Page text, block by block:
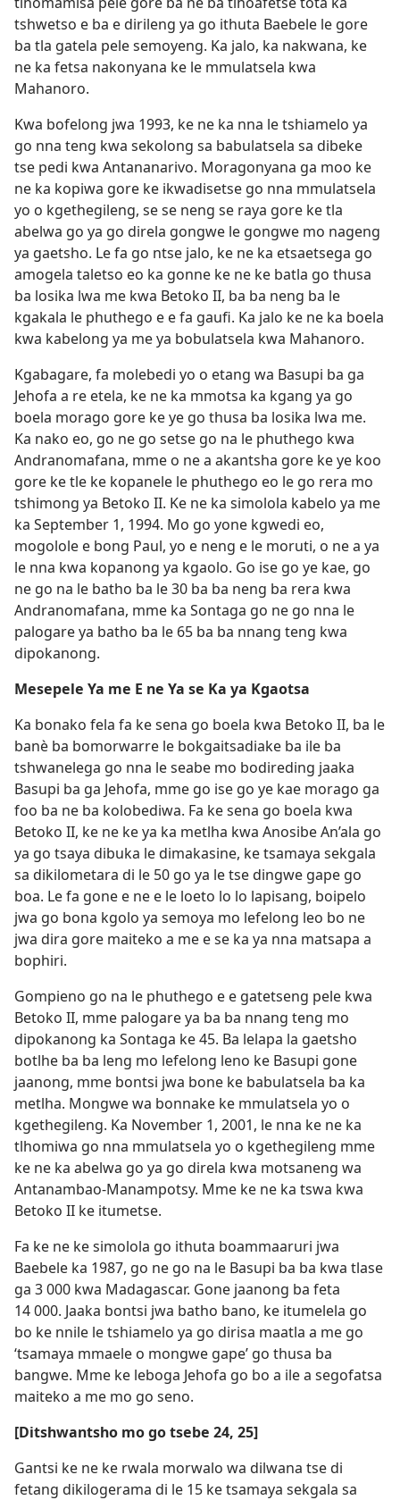
tshwetso e ba e dirileng ya go ithuta Baebele le gore
ba tla gatela pele semoyeng. Ka jalo, ka nakwana, ke
ne ka fetsa nakonyana ke le mmulatsela kwa
Mahanoro.
Kwa bofelong jwa 1993, ke ne ka nna le tshiamelo ya
go nna teng kwa sekolong sa babulatsela sa dibeke
tse pedi kwa Antananarivo. Moragonyana ga moo ke
ne ka kopiwa gore ke ikwadisetse go nna mmulatsela
yo o kgethegileng, se se neng se raya gore ke tla
abelwa go ya go direla gongwe le gongwe mo nageng
ya gaetsho. Le fa go ntse jalo, ke ne ka etsaetsega go
amogela taletso eo ka gonne ke ne ke batla go thusa
ba losika lwa me kwa Betoko II, ba ba neng ba le
kgakala le phuthego e e fa gaufi. Ka jalo ke ne ka boela
kwa kabelong ya me ya bobulatsela kwa Mahanoro.
Kgabagare, fa molebedi yo o etang wa Basupi ba ga
Jehofa a re etela, ke ne ka mmotsa ka kgang ya go
boela morago gore ke ye go thusa ba losika lwa me.
Ka nako eo, go ne go setse go na le phuthego kwa
Andranomafana, mme o ne a akantsha gore ke ye koo
gore ke tle ke kopanele le phuthego eo le go rera mo
tshimong ya Betoko II. Ke ne ka simolola kabelo ya me
ka September 1, 1994. Mo go yone kgwedi eo,
mogolole e bong Paul, yo e neng e le moruti, o ne a ya
le nna kwa kopanong ya kgaolo. Go ise go ye kae, go
ne go na le batho ba le 30 ba ba neng ba rera kwa
Andranomafana, mme ka Sontaga go ne go nna le
palogare ya batho ba le 65 ba ba nnang teng kwa
dipokanong.
Mesepele Ya me E ne Ya se Ka ya Kgaotsa
Ka bonako fela fa ke sena go boela kwa Betoko II, ba le
banè ba bomorwarre le bokgaitsadiake ba ile ba
tshwanelega go nna le seabe mo bodireding jaaka
Basupi ba ga Jehofa, mme go ise go ye kae morago ga
foo ba ne ba kolobediwa. Fa ke sena go boela kwa
Betoko II, ke ne ke ya ka metlha kwa Anosibe An’ala go
ya go tsaya dibuka le dimakasine, ke tsamaya sekgala
sa dikilometara di le 50 go ya le tse dingwe gape go
boa. Le fa gone e ne e le loeto lo lo lapisang, boipelo
jwa go bona kgolo ya semoya mo lefelong leo bo ne
jwa dira gore maiteko a me e se ka ya nna matsapa a
bophiri.
Gompieno go na le phuthego e e gatetseng pele kwa
Betoko II, mme palogare ya ba ba nnang teng mo
dipokanong ka Sontaga ke 45. Ba lelapa la gaetsho
botlhe ba ba leng mo lefelong leno ke Basupi gone
jaanong, mme bontsi jwa bone ke babulatsela ba ka
metlha. Mongwe wa bonnake ke mmulatsela yo o
kgethegileng. Ka November 1, 2001, le nna ke ne ka
tlhomiwa go nna mmulatsela yo o kgethegileng mme
ke ne ka abelwa go ya go direla kwa motsaneng wa
Antanambao-Manampotsy. Mme ke ne ka tswa kwa
Betoko II ke itumetse.
Fa ke ne ke simolola go ithuta boammaaruri jwa
Baebele ka 1987, go ne go na le Basupi ba ba kwa tlase
ga 3 000 kwa Madagascar. Gone jaanong ba feta
14 000. Jaaka bontsi jwa batho bano, ke itumelela go
bo ke nnile le tshiamelo ya go dirisa maatla a me go
‘tsamaya mmaele o mongwe gape’ go thusa ba
bangwe. Mme ke leboga Jehofa go bo a ile a segofatsa
maiteko a me mo go seno.
[Ditshwantsho mo go tsebe 24, 25]
Gantsi ke ne ke rwala morwalo wa dilwana tse di
fetang dikilogerama di le 15 ke tsamaya sekgala sa